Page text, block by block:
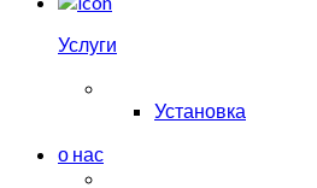
Услуги
Установка
о нас